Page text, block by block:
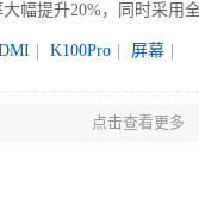
幅提升20%，同时采用
K100Pro 屏幕
量下滑但均
国电视市场（不含激光电
点击查看更多